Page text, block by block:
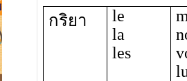
กริยา
le
la
les